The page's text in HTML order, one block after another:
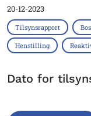
20-12-2023
Tilsynsrapport
Henstilling
Dato for